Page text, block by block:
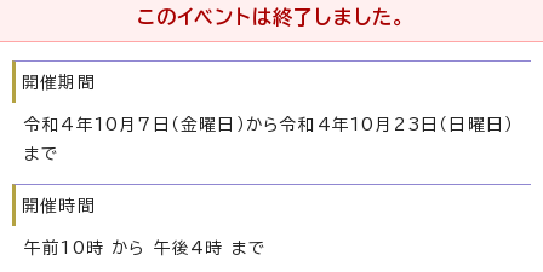
このイベントは終了しました。
開催期間
令和4年10月7日（金曜日）から令和4年10月23日（日曜日）
まで
開催時間
午前10時 から 午後4時 まで